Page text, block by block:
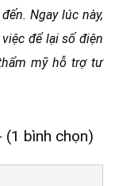
Ngay lúc này,
để lại số điện
mỹ hỗ trợ tư
(1 bình chọn)